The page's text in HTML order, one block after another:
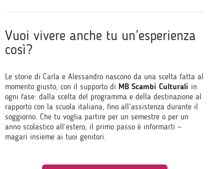
Vuoi vivere anche tu un’esperienza
così?
Le storie di Carla e Alessandro nascono da una scelta fatta al
momento giusto, con il supporto di MB Scambi Culturali in
ogni fase: dalla scelta del programma e della destinazione al
rapporto con la scuola italiana, fino all’assistenza durante il
soggiorno. Che tu voglia partire per un semestre o per un
anno scolastico all’estero, il primo passo è informarti —
magari insieme ai tuoi genitori.